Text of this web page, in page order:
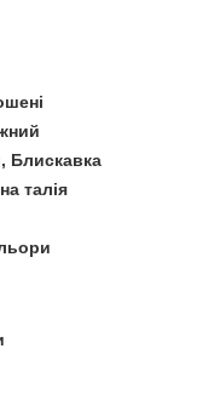
Блискавка
талія